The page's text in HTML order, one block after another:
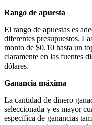
Rango de apuesta
El rango de apuestas es
diferentes presupuestos.
monto de $0.10 hasta un
claramente en las fuentes
dólares.
Ganancia máxima
La cantidad de dinero
seleccionada y es mayor
específica de ganancias